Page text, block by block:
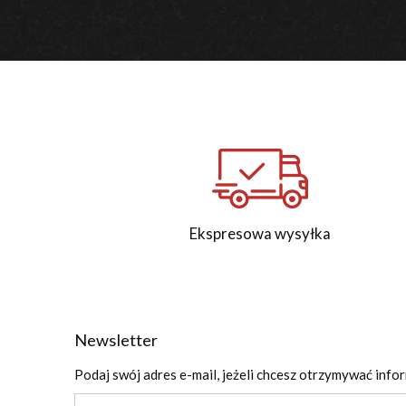
Ekspresowa wysyłka
Newsletter
Podaj swój adres e-mail, jeżeli chcesz otrzymywać